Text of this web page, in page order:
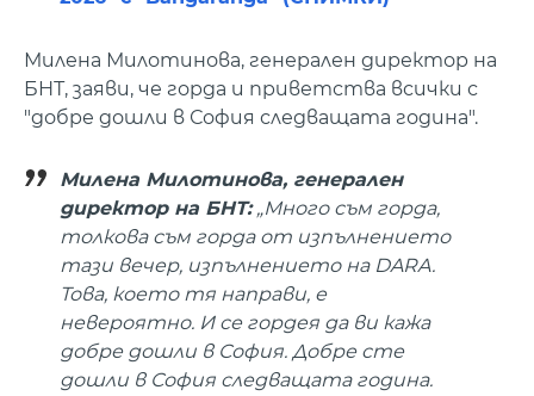
Милена Милотинова, генерален директор на
БНТ, заяви, че горда и приветства всички с
"добре дошли в София следващата година".
Милена Милотинова, генерален
директор на БНТ:„Много съм горда,
толкова съм горда от изпълнението
тази вечер, изпълнението на DARA.
Това, което тя направи, е
невероятно. И се гордея да ви кажа
добре дошли в София. Добре сте
дошли в София следващата година.